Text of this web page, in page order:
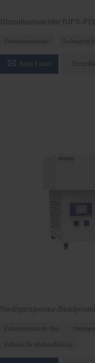
Blutauftaumaschine BJPX-
Blutauftaumaschine Auftaugerät
 Send Email
Niedrigtemperatur-
Kaltarbeitsbank für Blut
Kaltbank für Bluthandhabung